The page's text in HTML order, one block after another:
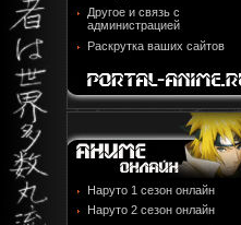
Другое и связь с
администрацией
Раскрутка ваших сайтов
Наруто 1 сезон онлайн
Наруто 2 сезон онлайн